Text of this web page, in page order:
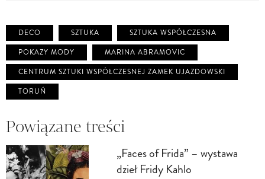
DECO SZTUKA
SZTUKA WSPÓŁCZESNA
POKAZY MODY
MARINA ABRAMOVIC
CENTRUM SZTUKI WSPÓŁCZESNEJ ZAMEK UJAZDOWSKI
TORUŃ
Powiązane treści
„Faces of Frida” – wystawa
dzieł Fridy Kahlo